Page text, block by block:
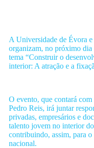
A Universidade de Évora
organizam, no próximo dia
tema “Construir o
interior: A atração e a
O evento, que contará
Pedro Reis, irá juntar
privadas, empresários e
talento jovem no interior
contribuindo, assim, para
nacional.